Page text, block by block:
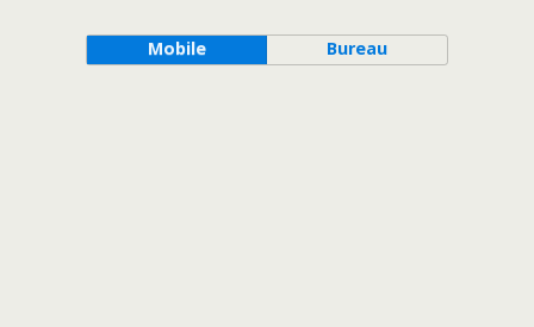
Mobile Bureau